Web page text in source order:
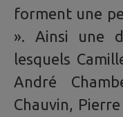
forment une
». Ainsi une
lesquels
André
Chauvin,